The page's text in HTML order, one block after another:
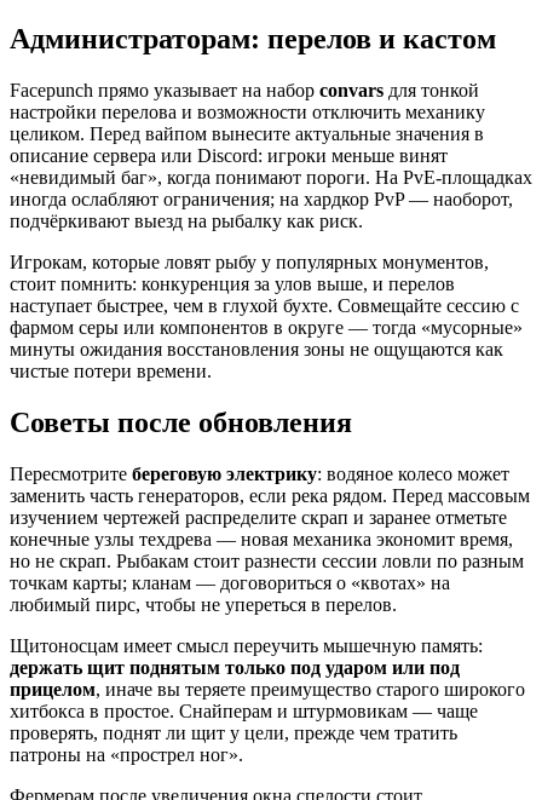
Администраторам: перелов и кастом
Facepunch прямо указывает на набор convars для тонкой
настройки перелова и возможности отключить механику
целиком. Перед вайпом вынесите актуальные значения в
описание сервера или Discord: игроки меньше винят
«невидимый баг», когда понимают пороги. На PvE-площадках
иногда ослабляют ограничения; на хардкор PvP — наоборот,
подчёркивают выезд на рыбалку как риск.
Игрокам, которые ловят рыбу у популярных монументов,
стоит помнить: конкуренция за улов выше, и перелов
наступает быстрее, чем в глухой бухте. Совмещайте сессию с
фармом серы или компонентов в округе — тогда «мусорные»
минуты ожидания восстановления зоны не ощущаются как
чистые потери времени.
Советы после обновления
Пересмотрите береговую электрику: водяное колесо может
заменить часть генераторов, если река рядом. Перед массовым
изучением чертежей распределите скрап и заранее отметьте
конечные узлы техдрева — новая механика экономит время,
но не скрап. Рыбакам стоит разнести сессии ловли по разным
точкам карты; кланам — договориться о «квотах» на
любимый пирс, чтобы не упереться в перелов.
Щитоносцам имеет смысл переучить мышечную память:
держать щит поднятым только под ударом или под
прицелом, иначе вы теряете преимущество старого широкого
хитбокса в простое. Снайперам и штурмовикам — чаще
проверять, поднят ли щит у цели, прежде чем тратить
патроны на «прострел ног».
Фермерам после увеличения окна спелости стоит